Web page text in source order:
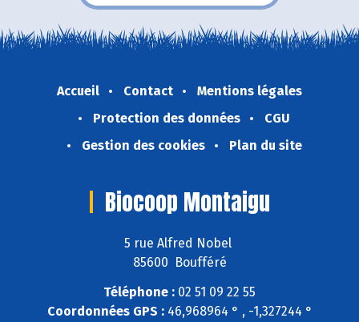
Accueil Contact
Mentions légales
Protection des données
CGU
Gestion des cookies
Plan du site
Biocoop Montaigu
5 rue Alfred Nobel
85600 Boufféré
Téléphone : 02 51 09 22 55
Coordonnées GPS :46,968964 ° , -1,327244 °